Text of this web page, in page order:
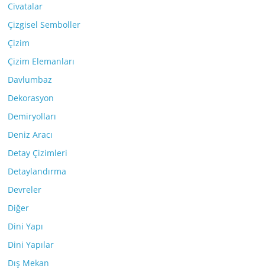
Civatalar
Çizgisel Semboller
Çizim
Çizim Elemanları
Davlumbaz
Dekorasyon
Demiryolları
Deniz Aracı
Detay Çizimleri
Detaylandırma
Devreler
Diğer
Dini Yapı
Dini Yapılar
Dış Mekan